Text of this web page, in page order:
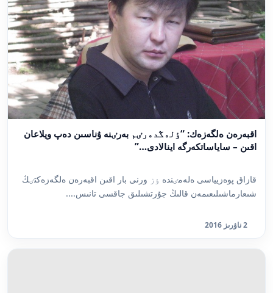
اقبەرەن ەلگەزەك: “ٶلەڭدەرٸم بەرٸنە ۇناسىن دەپ ويلاعان
اقىن – ساياساتكەرگە اينالادى…”
قازاق پوەزيياسى ەلەمٸندە ٶز ورنى بار اقىن اقبەرەن ەلگەزەكتٸڭ
شىعارماشىلىعىمەن قالىڭ جۇرتشىلىق جاقسى تانىس....
2 ناۋرىز 2016